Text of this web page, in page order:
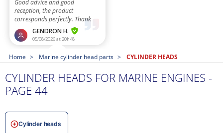
Home Marine cylinder head parts CYLINDER HEADS
CYLINDER HEADS FOR MARINE ENGINES -
PAGE 44
Cylinder heads